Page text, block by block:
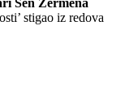
stigao iz redova